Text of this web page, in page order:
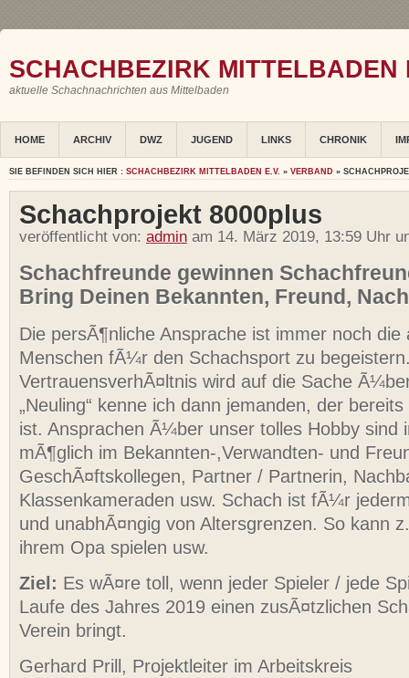
SCHACHBEZIRK MITTELBADEN
aktuelle Schachnachrichten aus Mittelbaden
HOME ARCHIV DWZ JUGEND LINKS CHRONIK
SIE BEFINDEN SICH HIER : SCHACHBEZIRK MITTELBADEN E.V. » VERBAND »
Schachprojekt 8000plus
veröffentlicht von: admin am 14. März 2019, 13:59 Uhr
Schachfreunde gewinnen
Bring Deinen Bekannten, Freund,
Die persÃ¶nliche Ansprache ist immer noch die
Menschen fÃ¼r den Schachsport zu
VertrauensverhÃ¤ltnis wird auf die Sache
„Neuling“ kenne ich dann jemanden, der
ist. Ansprachen Ã¼ber unser tolles Hobby sind
mÃ¶glich im Bekannten-,Verwandten- und
GeschÃ¤ftskollegen, Partner / Partnerin,
Klassenkameraden usw. Schach ist fÃ¼r
und unabhÃ¤ngig von Altersgrenzen. So kann
ihrem Opa spielen usw.
Ziel: Es wÃ¤re toll, wenn jeder Spieler / jede
Laufe des Jahres 2019 einen zusÃ¤tzlichen
Verein bringt.
Gerhard Prill, Projektleiter im Arbeitskreis